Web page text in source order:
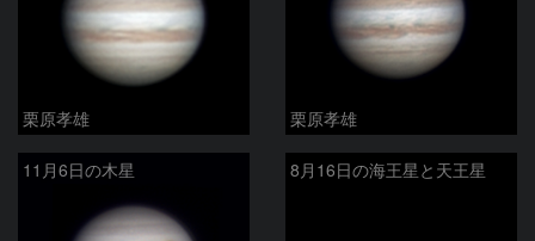
栗原孝雄 栗原孝雄
11月6日の木星 8月16日の海王星と天王星